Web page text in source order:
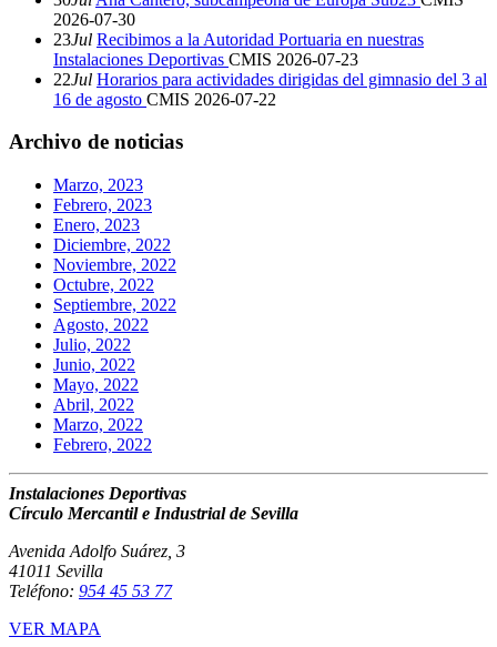
2026-07-30
23Jul Recibimos a la Autoridad Portuaria en nuestras
Instalaciones Deportivas CMIS 2026-07-23
22Jul Horarios para actividades dirigidas del gimnasio del 3 al
16 de agosto CMIS 2026-07-22
Archivo de noticias
Marzo, 2023
Febrero, 2023
Enero, 2023
Diciembre, 2022
Noviembre, 2022
Octubre, 2022
Septiembre, 2022
Agosto, 2022
Julio, 2022
Junio, 2022
Mayo, 2022
Abril, 2022
Marzo, 2022
Febrero, 2022
Instalaciones Deportivas
Círculo Mercantil e Industrial de Sevilla
Avenida Adolfo Suárez, 3
41011 Sevilla
Teléfono: 954 45 53 77
VER MAPA